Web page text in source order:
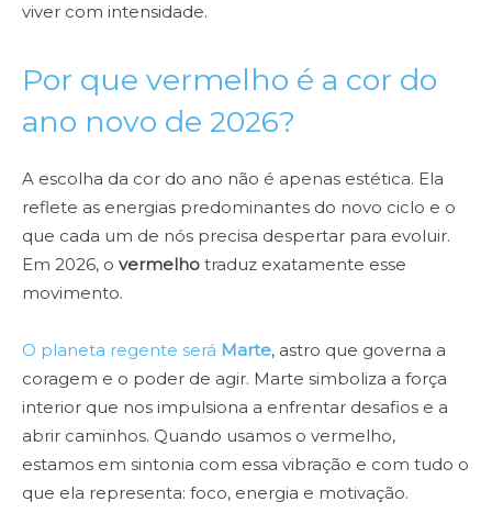
viver com intensidade.
Por que vermelho é a cor do
ano novo de 2026?
A escolha da cor do ano não é apenas estética. Ela
reflete as energias predominantes do novo ciclo e o
que cada um de nós precisa despertar para evoluir.
Em 2026, o vermelho traduz exatamente esse
movimento.
O planeta regente será Marte, astro que governa a
coragem e o poder de agir. Marte simboliza a força
interior que nos impulsiona a enfrentar desafios e a
abrir caminhos. Quando usamos o vermelho,
estamos em sintonia com essa vibração e com tudo o
que ela representa: foco, energia e motivação.